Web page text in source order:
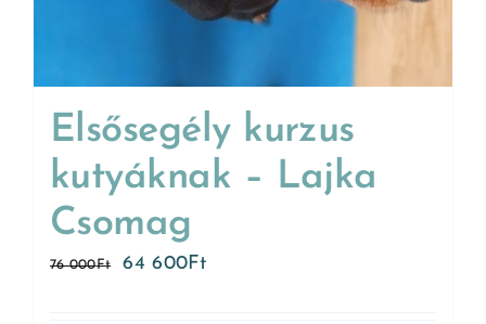
Elsősegély kurzus
kutyáknak – Lajka
Csomag
76 000Ft 64 600Ft